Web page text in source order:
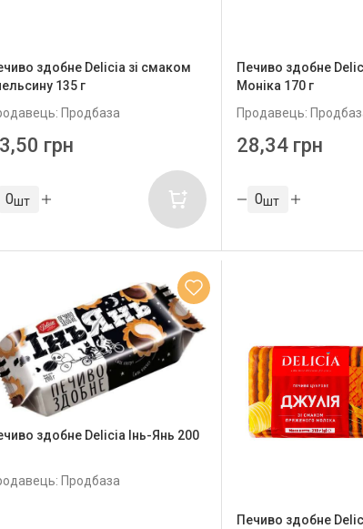
здобне Delicia зі смаком
135 г
Продбаза
грн
шт
Печиво здобне
Моніка 170 г
Продавець:
28,34 грн
шт
здобне Delicia Інь-Янь 200
Продбаза
Печиво здобне